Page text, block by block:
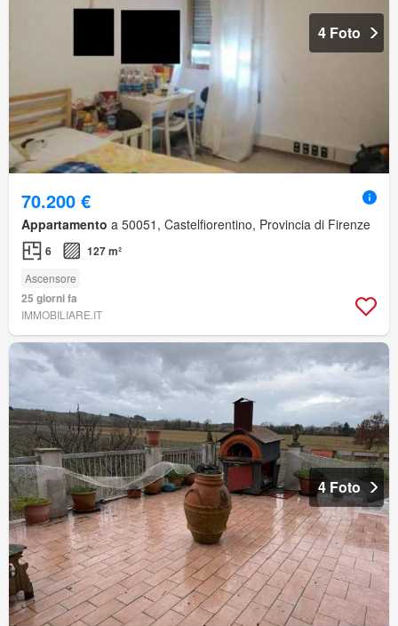
4 Foto
70.200 €
Appartamento a 50051, Castelfiorentino, Provincia di Firenze
6 127 m²
Ascensore
25 giorni fa
IMMOBILIARE.IT
4 Foto